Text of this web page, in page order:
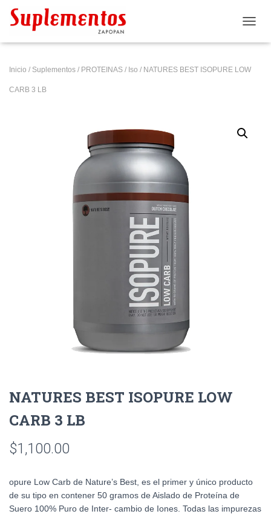
Inicio / Suplementos / PROTEINAS / Iso / NATURES BEST ISOPURE LOW
CARB 3 LB
NATURES BEST ISOPURE LOW
CARB 3 LB
$1,100.00
opure Low Carb de Nature’s Best, es el primer y único producto
de su tipo en contener 50 gramos de Aislado de Proteína de
Suero 100% Puro de Inter- cambio de Iones. Todas las impurezas